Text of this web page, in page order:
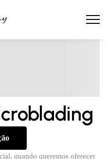
quando queremos oferecer